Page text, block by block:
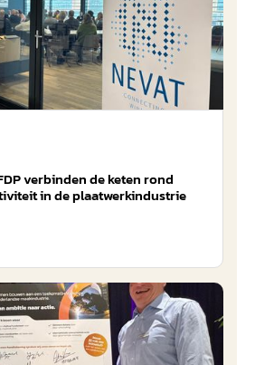
verbinden de keten rond
in de plaatwerkindustrie